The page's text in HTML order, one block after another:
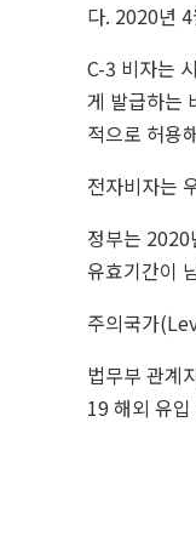
다. 2020년
C-3 비자는
게 발급하는
적으로 허용
전자비자는
정부는 2020
유효기간이
주의국가(
법무부 관계
19 해외 유